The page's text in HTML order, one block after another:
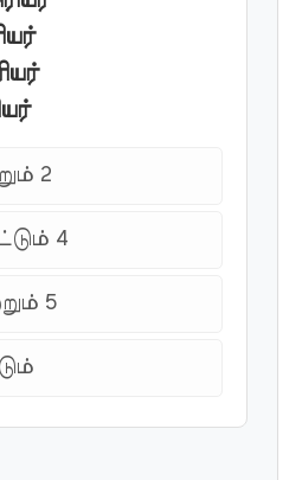
2
4
5